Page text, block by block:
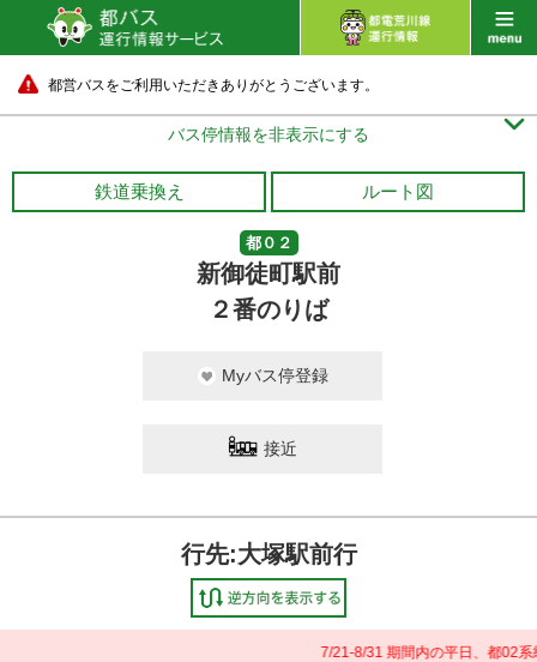
都営バスをご利用いただきありがとうございます。
バス停情報を非表示にする 
鉄道乗換え ルート図
都０２
新御徒町駅前
２番のりば
Myバス停登録
接近
行先:大塚駅前行
7/21-8/31 期間内の平日、都02系